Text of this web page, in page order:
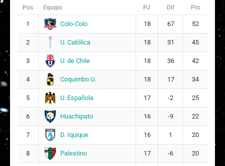
Pos Equipo PJ Dif Pts
1 Colo-Colo 18 67 52
2 U. Católica 18 31 45
3 U. de Chile 18 36 42
4 Coquimbo U. 18 17 34
5 U. Española 17 -2 25
6 Huachipato 16 -9 22
7 D. Iquique 16 1 20
8 Palestino 17 -6 20